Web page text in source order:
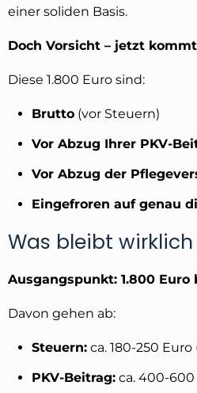
einer soliden Basis.
Doch Vorsicht – jetzt
Diese 1.800 Euro sind:
Brutto (vor Steuern)
Vor Abzug Ihrer PKV-
Vor Abzug der
Eingefroren auf genau
Was bleibt
Ausgangspunkt: 1.800 Euro
Davon gehen ab:
Steuern: ca. 180-250
PKV-Beitrag: ca. 400-